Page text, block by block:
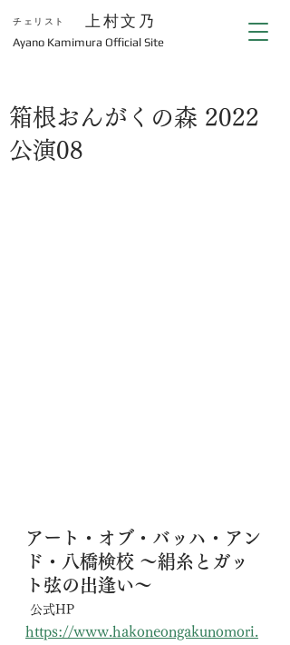
上村文乃
​Ayano Kamimura Official Site
チェリスト
箱根おんがくの森 2022
公演08
アート・オブ・バッハ・アン
ド・八橋検校 〜絹糸とガッ
ト弦の出逢い〜
公式HP
https://www.hakoneongakunomori.